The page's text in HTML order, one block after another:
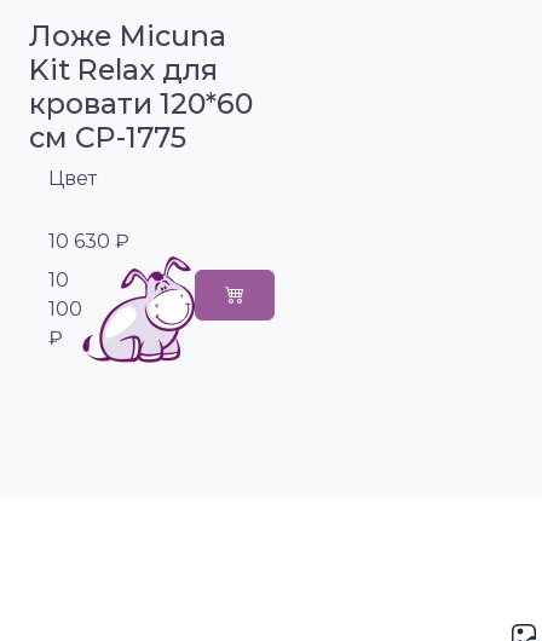
Ложе Micuna
Kit Relax для
кровати 120*60
см CP-1775
Цвет
10 630 ₽
10
100
₽